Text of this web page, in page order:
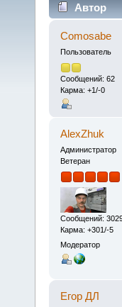
Автор
Comosabe
Пользователь
Сообщений: 62
Карма: +1/-0
AlexZhuk
Администратор
Ветеран
Сообщений:
Карма: +301/-5
Модератор
Егор ДЛ